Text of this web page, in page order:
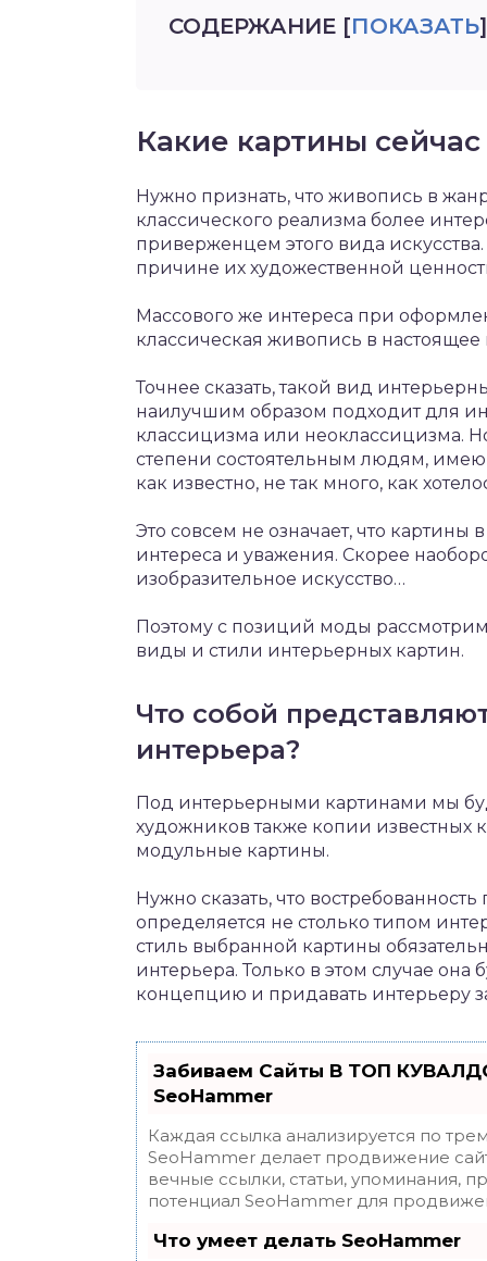
СОДЕРЖАНИЕ [ПОКАЗАТЬ]
Какие картины
Нужно признать, что живопись в
классического реализма более
приверженцем этого вида
причине их художественной
Массового же интереса при
классическая живопись в
Точнее сказать, такой вид
наилучшим образом подходит для
классицизма или неоклассицизма.
степени состоятельным людям,
как известно, не так много, как
Это совсем не означает, что картины
интереса и уважения. Скорее
изобразительное искусство…
Поэтому с позиций моды
виды и стили интерьерных картин.
Что собой
интерьера?
Под интерьерными картинами мы
художников также копии известных
модульные картины.
Нужно сказать, что
определяется не столько типом
стиль выбранной картины
интерьера. Только в этом случае
концепцию и придавать интерьеру
Забиваем Сайты В ТОП
SeoHammer
Каждая ссылка анализируется по
SeoHammer делает продвижение
вечные ссылки, статьи, упоминания,
потенциал SeoHammer для
Что умеет делать SeoHammer